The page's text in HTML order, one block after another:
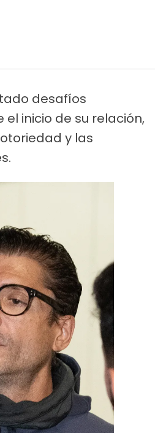
desafíos
inicio de su relación,
y las